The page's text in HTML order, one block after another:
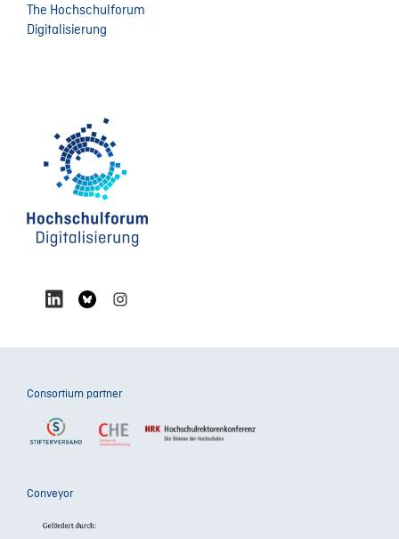
The Hochschulforum
Digitalisierung
Consortium partner
Conveyor